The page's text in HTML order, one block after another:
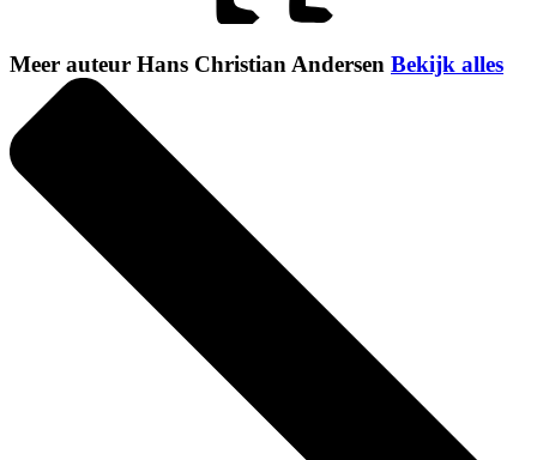
Meer auteur Hans Christian Andersen Bekijk alles